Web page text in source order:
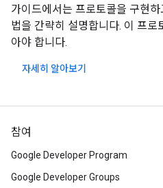
가이드에서는 프로토콜을 구현
법을 간략히 설명합니다. 이 프
아야 합니다.
자세히 알아보기
참여
Google Developer Program
Google Developer Groups